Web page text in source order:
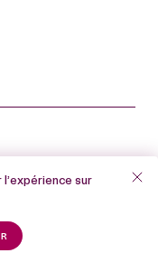
caractère
sur